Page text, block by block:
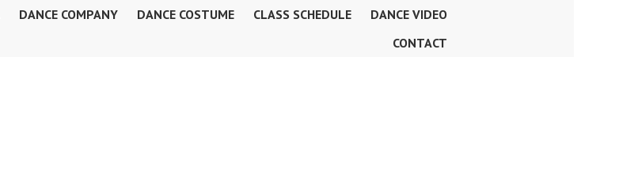
DANCE COMPANY DANCE COSTUME CLASS SCHEDULE
DANCE VIDEO
CONTACT